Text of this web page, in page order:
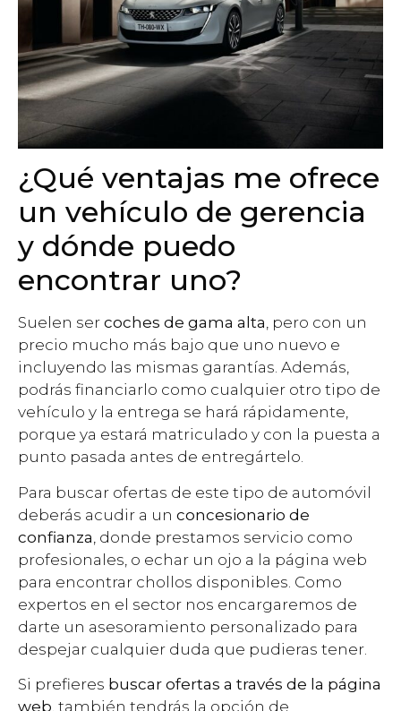
¿Qué ventajas me ofrece
un vehículo de gerencia
y dónde puedo
encontrar uno?
Suelen ser coches de gama alta, pero con un
precio mucho más bajo que uno nuevo e
incluyendo las mismas garantías. Además,
podrás financiarlo como cualquier otro tipo de
vehículo y la entrega se hará rápidamente,
porque ya estará matriculado y con la puesta a
punto pasada antes de entregártelo.
Para buscar ofertas de este tipo de automóvil
deberás acudir a un concesionario de
confianza , donde prestamos servicio como
profesionales, o echar un ojo a la página web
para encontrar chollos disponibles. Como
expertos en el sector nos encargaremos de
darte un asesoramiento personalizado para
despejar cualquier duda que pudieras tener.
Si prefieres buscar ofertas a través de la página
web , también tendrás la opción de